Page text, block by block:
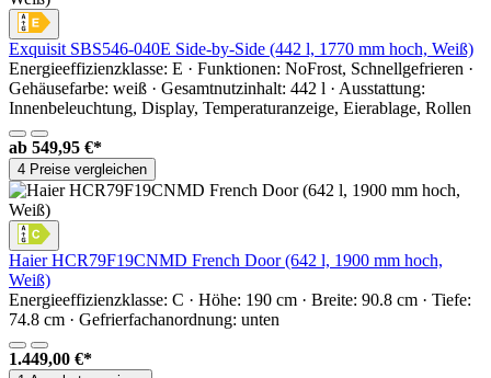
Exquisit SBS546-040E Side-by-Side (442 l, 1770 mm hoch, Weiß)
Energieeffizienzklasse: E · Funktionen: NoFrost, Schnellgefrieren ·
Gehäusefarbe: weiß · Gesamtnutzinhalt: 442 l · Ausstattung:
Innenbeleuchtung, Display, Temperaturanzeige, Eierablage, Rollen
ab 549,95 €*
4 Preise vergleichen
Haier HCR79F19CNMD French Door (642 l, 1900 mm hoch,
Weiß)
Energieeffizienzklasse: C · Höhe: 190 cm · Breite: 90.8 cm · Tiefe:
74.8 cm · Gefrierfachanordnung: unten
1.449,00 €*